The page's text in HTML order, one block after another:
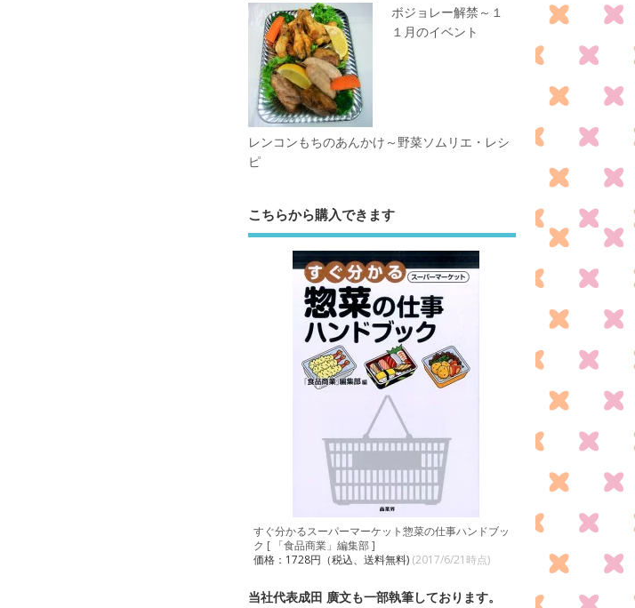
ボジョレー解禁～１
１月のイベント
レンコンもちのあんかけ～野菜ソムリエ・レシ
ピ
こちらから購入できます
すぐ分かるスーパーマーケット惣菜の仕事ハンドブッ
ク [ 「食品商業」編集部 ]
価格：1728円（税込、送料無料) (2017/6/21時点)
当社代表成田 廣文も一部執筆しております。